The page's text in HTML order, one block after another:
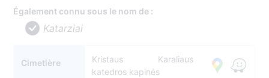
Également connu sous le nom de :
Katarziai
Cimetière
Kristaus Karaliaus
katedros kapinės